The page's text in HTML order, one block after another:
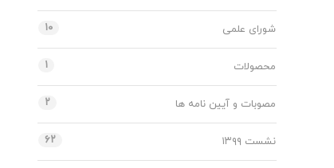
شورای علمی ۱۰
محصولات ۱
مصوبات و آیین نامه ها ۲
نشست ۱۳۹۹ ۶۲